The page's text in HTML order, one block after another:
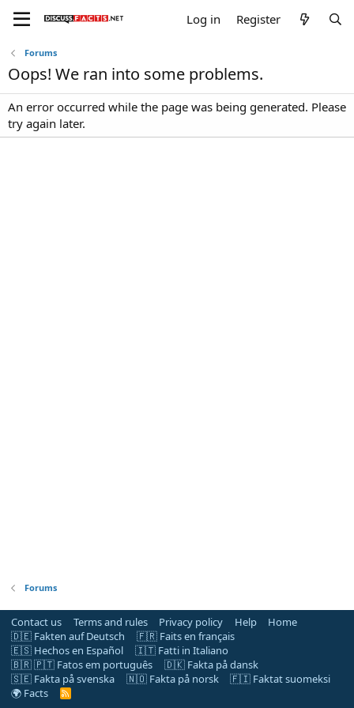
Log in Register
Forums
Oops! We ran into some problems.
An error occurred while the page was being generated. Please
try again later.
Forums
Contact us Terms and rules Privacy policy Help
Home
🇩🇪 Fakten auf Deutsch
🇫🇷 Faits en français
🇪🇸 Hechos en Español
🇮🇹 Fatti in Italiano
🇧🇷 🇵🇹 Fatos em português
🇩🇰 Fakta på dansk
🇸🇪 Fakta på svenska
🇳🇴 Fakta på norsk
🇫🇮 Faktat suomeksi
🌍 Facts
R